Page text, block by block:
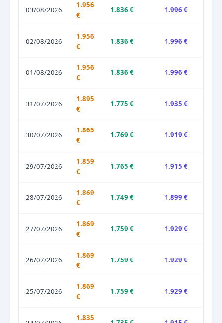
03/08/2026
1.956
€
1.836 € 1.996 €
02/08/2026
1.956
€
1.836 € 1.996 €
01/08/2026
1.956
€
1.836 € 1.996 €
31/07/2026
1.895
€
1.775 € 1.935 €
30/07/2026
1.865
€
1.769 € 1.919 €
29/07/2026
1.859
€
1.765 € 1.915 €
28/07/2026
1.869
€
1.749 € 1.899 €
27/07/2026
1.869
€
1.759 € 1.929 €
26/07/2026
1.869
€
1.759 € 1.929 €
25/07/2026
1.869
€
1.759 € 1.929 €
1.835